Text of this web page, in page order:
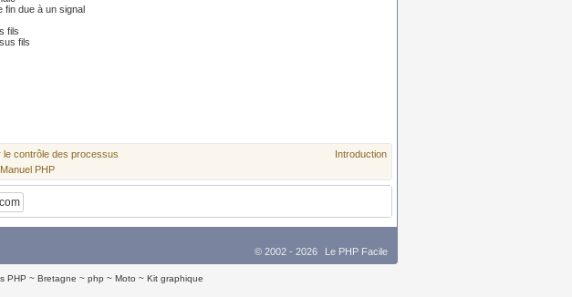
due à un signal
fils
fils
le contrôle des processus
Introduction
Manuel PHP
© 2002 - 2026 Le PHP Facile
PHP Bretagne php Moto Kit graphique